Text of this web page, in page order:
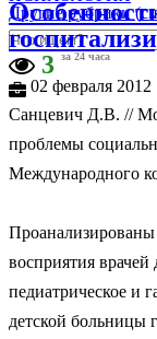
Другие рубрики
3 за 24 часа
02 февраля 2012
Санцевич Д.В. //
проблемы
Международного
Проанализированы
восприятия
педиатрическое и
детской больницы